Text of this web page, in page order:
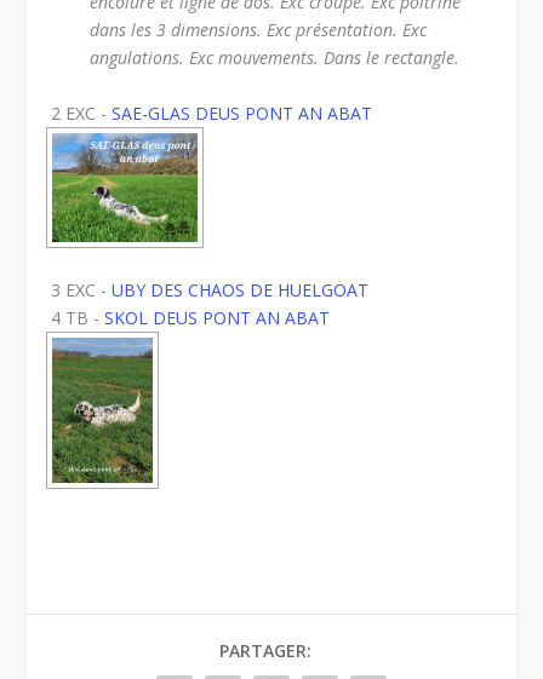
dans les 3 dimensions. Exc présentation. Exc
angulations. Exc mouvements. Dans le rectangle.
2 EXC -SAE-GLAS DEUS PONT AN ABAT
3 EXC -UBY DES CHAOS DE HUELGOAT
4 TB -SKOL DEUS PONT AN ABAT
PARTAGER: